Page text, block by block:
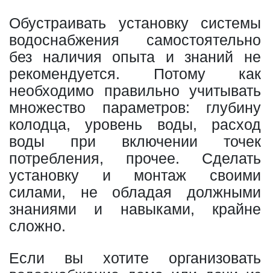
Обустраивать установку системы
водоснабжения самостоятельно
без наличия опыта и знаний не
рекомендуется. Потому как
необходимо правильно учитывать
множество параметров: глубину
колодца, уровень воды, расход
воды при включении точек
потребления, прочее. Сделать
установку и монтаж своими
силами, не обладая должными
знаниями и навыками, крайне
сложно.
Если вы хотите организовать